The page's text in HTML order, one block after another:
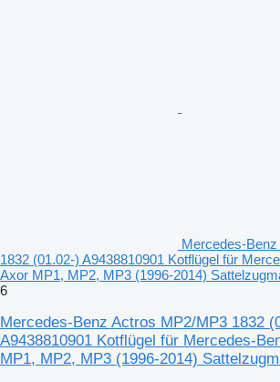
Mercedes-
1832 (01.02-) A9438810901 Kotflügel für
Axor MP1, MP2, MP3 (1996-2014)
6
Mercedes-Benz Actros MP2/MP3 1832
A9438810901 Kotflügel für Mercedes-
MP1, MP2, MP3 (1996-2014)